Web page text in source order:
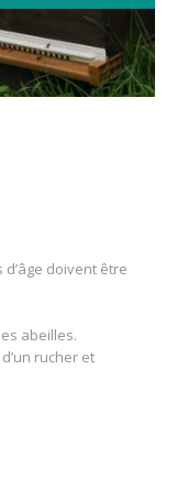
ge doivent être
abeilles.
rucher et